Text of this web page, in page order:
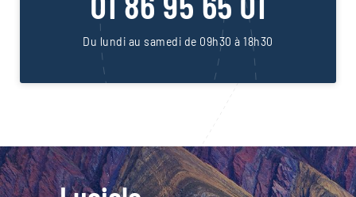
Du lundi au samedi de 09h30 à 18h30